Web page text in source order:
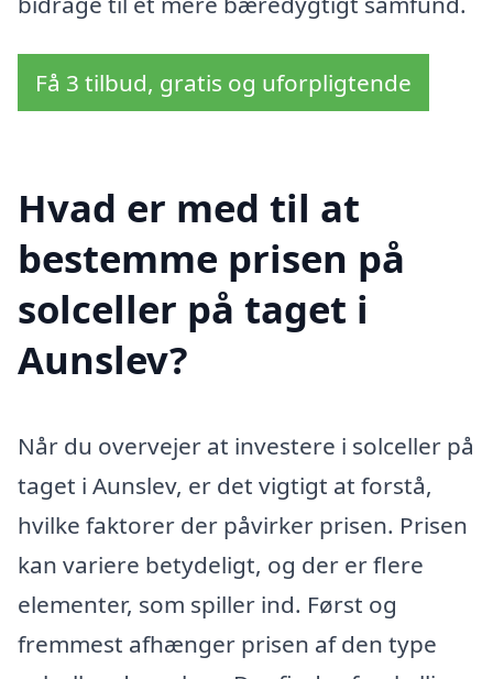
Få 3 tilbud, gratis og uforpligtende
Hvad er med til at
bestemme prisen på
solceller på taget i
Aunslev?
Når du overvejer at investere i solceller på
taget i Aunslev, er det vigtigt at forstå,
hvilke faktorer der påvirker prisen. Prisen
kan variere betydeligt, og der er flere
elementer, som spiller ind. Først og
fremmest afhænger prisen af den type